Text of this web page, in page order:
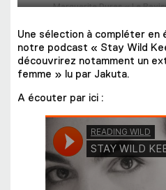
Marguerite Duras « Le
Une sélection à compléter en
notre podcast « Stay Wild
découvrirez notamment un
femme » lu par Jakuta.
A écouter par ici :